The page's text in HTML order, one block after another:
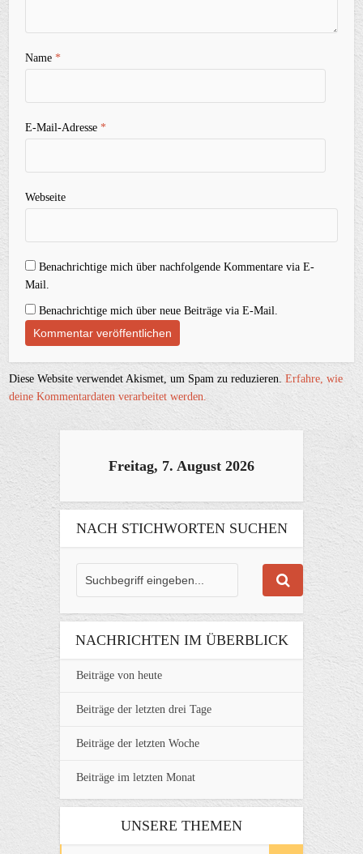
Name*
E-Mail-Adresse*
Webseite
Benachrichtige mich über nachfolgende Kommentare via E-
Mail.
Benachrichtige mich über neue Beiträge via E-Mail.
Diese Website verwendet Akismet, um Spam zu reduzieren.Erfahre, wie
deine Kommentardaten verarbeitet werden.
Freitag, 7. August 2026
NACH STICHWORTEN SUCHEN
NACHRICHTEN IM ÜBERBLICK
Beiträge von heute
Beiträge der letzten drei Tage
Beiträge der letzten Woche
Beiträge im letzten Monat
UNSERE THEMEN